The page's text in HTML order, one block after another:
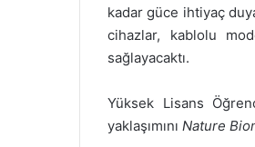
kadar güce ihtiyaç
cihazlar, kablolu
sağlayacaktı.
Yüksek Lisans
yaklaşımını Nature